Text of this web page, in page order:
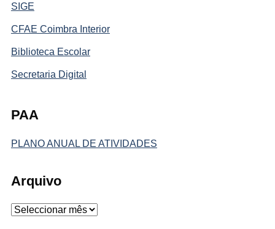
SIGE
CFAE Coimbra Interior
Biblioteca Escolar
Secretaria Digital
PAA
PLANO ANUAL DE ATIVIDADES
Arquivo
Arquivo